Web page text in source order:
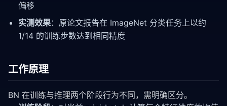
偏移
实测效果：原论文报告在 ImageNet 分类任务上以约
1/14 的训练步数达到相同精度
工作原理
BN 在训练与推理两个阶段行为不同，需明确区分。